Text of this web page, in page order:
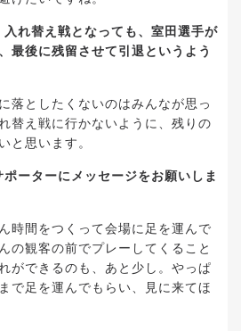
入れ替え戦となっても、室田選手が
最後に残留させて引退というよう
落としたくないのはみんなが思っ
替え戦に行かないように、残りの
と思います。
ーターにメッセージをお願いしま
時間をつくって会場に足を運んで
の観客の前でプレーしてくること
ができるのも、あと少し。やっぱ
で足を運んでもらい、見に来てほ